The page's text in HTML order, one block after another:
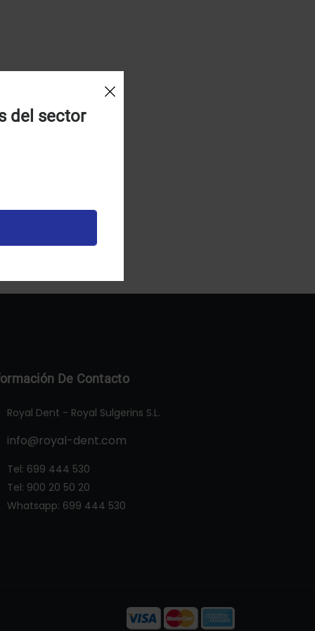
De Contacto
Royal Dent - Royal Sulgerins S.L.
info@royal-dent.com
Tel: 699 444 530
Tel: 900 20 50 20
Whatsapp: 699 444 530
del sector